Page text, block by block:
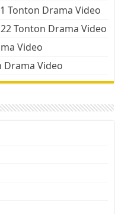
Tonton Drama Video
Tonton Drama Video
Video
Drama Video